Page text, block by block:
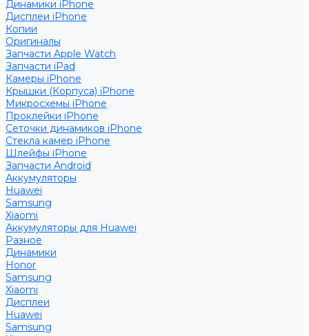
Динамики iPhone
Дисплеи iPhone
Копии
Оригиналы
Запчасти Apple Watch
Запчасти iPad
Камеры iPhone
Крышки (Корпуса) iPhone
Микросхемы iPhone
Проклейки iPhone
Сеточки динамиков iPhone
Стекла камер iPhone
Шлейфы iPhone
Запчасти Android
Аккумуляторы
Huawei
Samsung
Xiaomi
Аккумуляторы для Huawei
Разное
Динамики
Honor
Samsung
Xiaomi
Дисплеи
Huawei
Samsung